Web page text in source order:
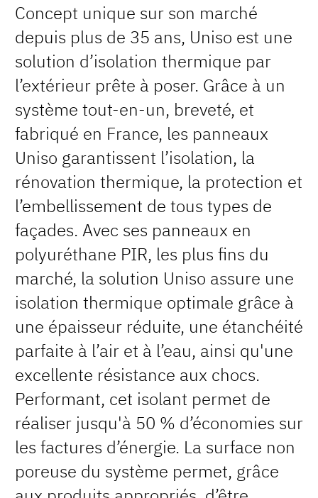
Concept unique sur son marché
depuis plus de 35 ans, Uniso est une
solution d’isolation thermique par
l’extérieur prête à poser. Grâce à un
système tout-en-un, breveté, et
fabriqué en France, les panneaux
Uniso garantissent l’isolation, la
rénovation thermique, la protection et
l’embellissement de tous types de
façades. Avec ses panneaux en
polyuréthane PIR, les plus fins du
marché, la solution Uniso assure une
isolation thermique optimale grâce à
une épaisseur réduite, une étanchéité
parfaite à l’air et à l’eau, ainsi qu'une
excellente résistance aux chocs.
Performant, cet isolant permet de
réaliser jusqu'à 50 % d’économies sur
les factures d’énergie. La surface non
poreuse du système permet, grâce